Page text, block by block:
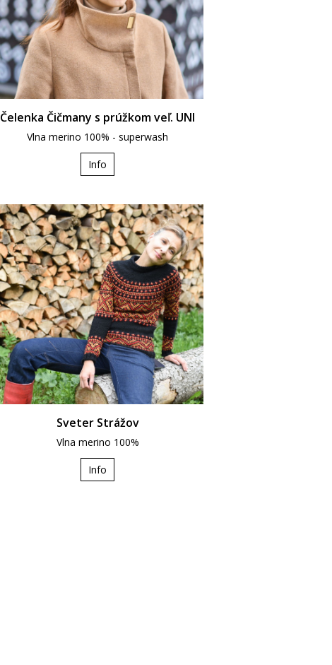
Čelenka Čičmany s prúžkom veľ. UNI
Vlna merino 100% - superwash
Info
Sveter Strážov
Vlna merino 100%
Info